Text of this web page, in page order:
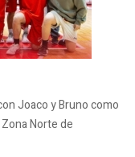
Joaco y Bruno como
Norte de